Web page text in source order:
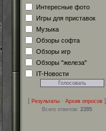
Интересные фото
Игры для приставок
Музыка
Обзоры софта
Обзоры игр
Обзоры "железа"
IT-Новости
[ Результаты· Архив опросов]
Всего ответов: 2395